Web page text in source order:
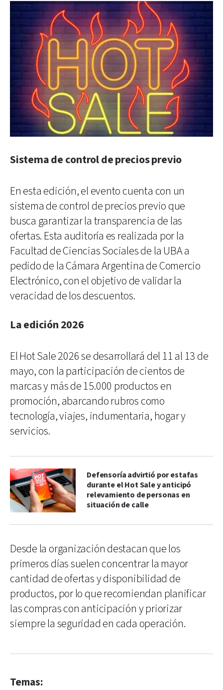
Sistema de control de precios previo
En esta edición, el evento cuenta con un
sistema de control de precios previo que
busca garantizar la transparencia de las
ofertas. Esta auditoría es realizada por la
Facultad de Ciencias Sociales de la UBA a
pedido de la Cámara Argentina de Comercio
Electrónico, con el objetivo de validar la
veracidad de los descuentos.
La edición 2026
El Hot Sale 2026 se desarrollará del 11 al 13 de
mayo, con la participación de cientos de
marcas y más de 15.000 productos en
promoción, abarcando rubros como
tecnología, viajes, indumentaria, hogar y
servicios.
Defensoría advirtió por estafas
durante el Hot Sale y anticipó
relevamiento de personas en
situación de calle
Desde la organización destacan que los
primeros días suelen concentrar la mayor
cantidad de ofertas y disponibilidad de
productos, por lo que recomiendan planificar
las compras con anticipación y priorizar
siempre la seguridad en cada operación.
Temas: